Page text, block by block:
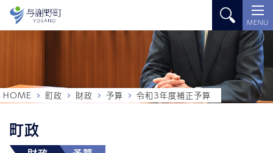
MENU
町政
HOME 町政 財政 予算 令和3年度補正予算